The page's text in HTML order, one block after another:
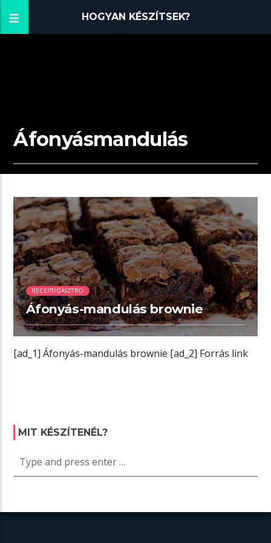
HOGYAN KÉSZÍTSEK?
Áfonyásmandulás
00:03 READ TIME
RECEPT/GASZTRO
Áfonyás-mandulás brownie
[ad_1] Áfonyás-mandulás brownie [ad_2] Forrás link
MIT KÉSZÍTENÉL?